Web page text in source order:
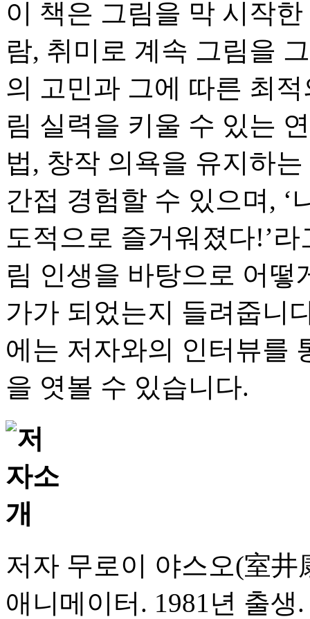
이 책은 그림을 막 시작
람, 취미로 계속 그림을
의 고민과 그에 따른 최
림 실력을 키울 수 있는
법, 창작 의욕을 유지하
간접 경험할 수 있으며, ‘
도적으로 즐거워졌다!’
림 인생을 바탕으로 어떻
가가 되었는지 들려줍니
에는 저자와의 인터뷰를
을 엿볼 수 있습니다.
저자 무로이 야스오(室井
애니메이터. 1981년 출